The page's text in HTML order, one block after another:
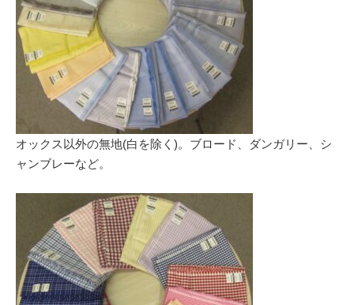
オックス以外の無地(白を除く)。ブロード、ダンガリー、シ
ャンブレーなど。